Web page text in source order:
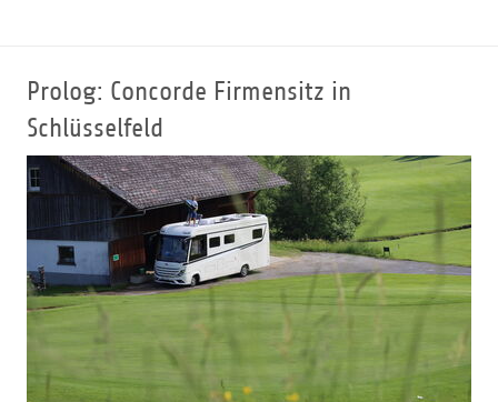
Prolog: Concorde Firmensitz in
Schlüsselfeld